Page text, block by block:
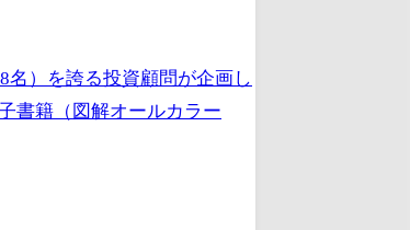
）を誇る投資顧問が企画し
書籍（図解オールカラー